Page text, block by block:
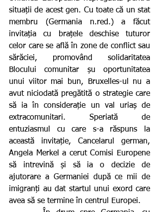
situații de acest gen. Cu toate că un stat
membru (Germania n.red.) a făcut
invitația cu brațele deschise tuturor
celor care se află în zone de conflict sau
sărăciei, promovând solidaritatea
Blocului comunitar șu oportunitatea
unui viitor mai bun, Bruxelles-ul nu a
avut niciodată pregătită o strategie care
să ia în considerație un val uriaș de
extracomunitari. Speriată de
entuziasmul cu care s-a răspuns la
această invitație, Cancelarul german,
Angela Merkel a cerut Comisi Europene
să intrevină și să ia o decizie de
ajutorare a Germaniei după ce mii de
imigranți au dat startul unui exord care